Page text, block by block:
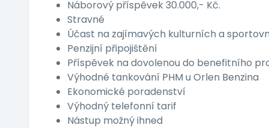
Náborový příspěvek 30.000,- Kč.
Stravné
Účast na zajímavých kulturních a
Penzijní připojištění
Příspěvek na dovolenou do benefitního
Výhodné tankování PHM u Orlen Benzina
Ekonomické poradenství
Výhodný telefonní tarif
Nástup možný ihned